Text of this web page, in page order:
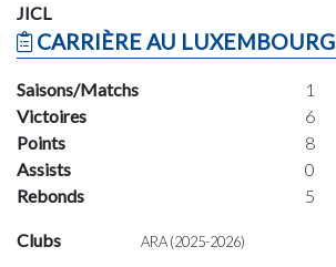
JICL
CARRIÈRE AU LUXEMBOURG
Saisons/Matchs 1
Victoires
6
Points
8
Assists
0
Rebonds
5
Clubs ARA (2025-2026)